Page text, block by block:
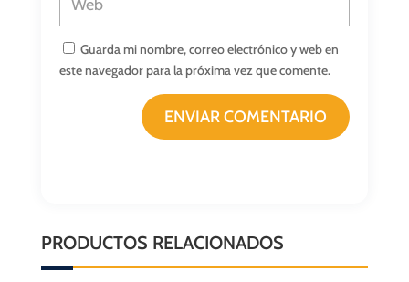
Guarda mi nombre, correo electrónico y web en
este navegador para la próxima vez que comente.
ENVIAR COMENTARIO
PRODUCTOS RELACIONADOS